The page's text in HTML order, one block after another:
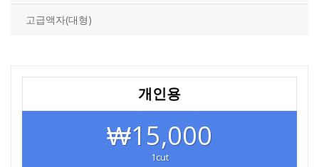
고급액자(대형)
개인용
₩15,000
1cut